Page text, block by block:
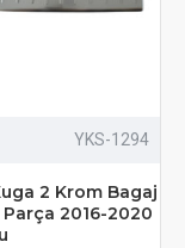
YKS-1294
2 Krom Bagaj
Parça 2016-2020